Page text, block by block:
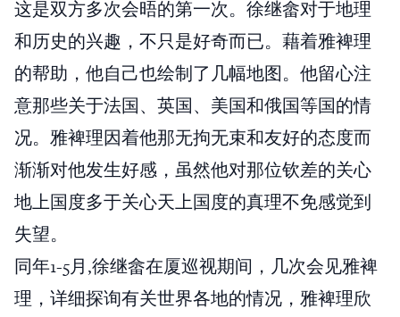
这是双方多次会晤的第一次。徐继畲对于地理
和历史的兴趣，不只是好奇而已。藉着雅裨理
的帮助，他自己也绘制了几幅地图。他留心注
意那些关于法国、英国、美国和俄国等国的情
况。雅裨理因着他那无拘无束和友好的态度而
渐渐对他发生好感，虽然他对那位钦差的关心
地上国度多于关心天上国度的真理不免感觉到
失望。
同年1-5月,徐继畲在厦巡视期间，几次会见雅裨
理，详细探询有关世界各地的情况，雅裨理欣